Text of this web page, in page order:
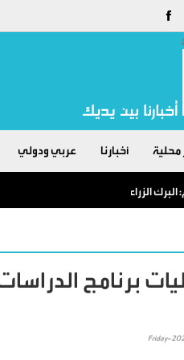
محلية أخبارنا عربي ودولي
البرك الزراعية خطرٌ لا مكان للسباحة فيها
برنامج
Friday-